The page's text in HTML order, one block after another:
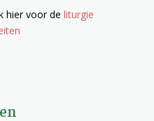
hier voor de liturgie